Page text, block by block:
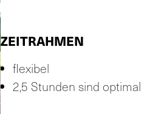
ZEITRAHMEN
flexibel
2,5 Stunden sind optimal